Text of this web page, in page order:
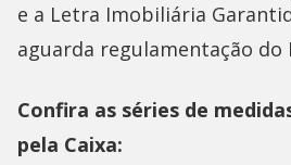
e a Letra Imobiliária
aguarda regulamentação do
Confira as séries de
pela Caixa: